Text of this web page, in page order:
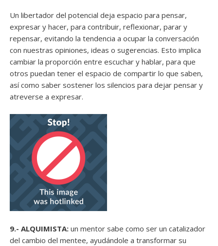
Un libertador del potencial deja espacio para pensar,
expresar y hacer, para contribuir, reflexionar, parar y
repensar, evitando la tendencia a ocupar la conversación
con nuestras opiniones, ideas o sugerencias. Esto implica
cambiar la proporción entre escuchar y hablar, para que
otros puedan tener el espacio de compartir lo que saben,
así como saber sostener los silencios para dejar pensar y
atreverse a expresar.
9.- ALQUIMISTA: un mentor sabe como ser un catalizador
del cambio del mentee, ayudándole a transformar su